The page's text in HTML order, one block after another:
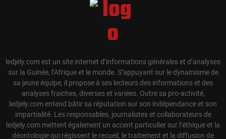
ledjely.com est un site internet d’informations générales et d’analyses
sur la Guinée, l’Afrique et le monde. S’appuyant sur le dynamisme de
sa jeune équipe, il propose à ses lecteurs des informations et des
analyses fraiches, diverses et variées. Outre sa pro-activité,
ledjely.com entend bâtir sa réputation sur son indépendance et son
impartialité. Les responsables, journalistes et collaborateurs de
ledjely.com mettent également un accent particulier sur l’éthique et la
déontologie qui régissent le recueil, le traitement et la diffusion de